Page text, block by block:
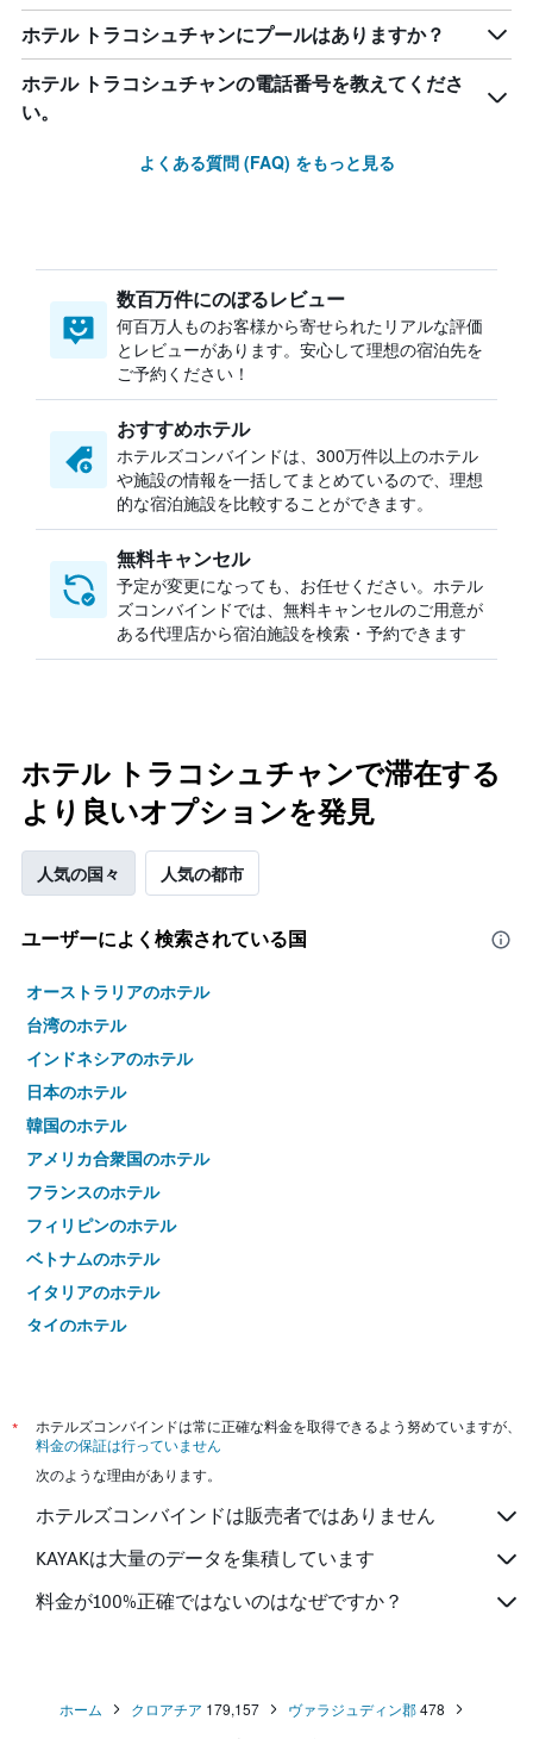
ホテル トラコシュチャンにプールはありますか？
ホテル トラコシュチャンの電話番号を教えてくださ
い。
よくある質問 (FAQ) をもっと見る
数百万件にのぼるレビュー
何百万人ものお客様から寄せられたリアルな評価
とレビューがあります。安心して理想の宿泊先を
ご予約ください！
おすすめホテル
ホテルズコンバインドは、300万件以上のホテル
や施設の情報を一括してまとめているので、理想
的な宿泊施設を比較することができます。
無料キャンセル
予定が変更になっても、お任せください。ホテル
ズコンバインドでは、無料キャンセルのご用意が
ある代理店から宿泊施設を検索・予約できます
ホテル トラコシュチャンで滞在する
より良いオプションを発見
人気の国々 人気の都市
ユーザーによく検索されている国
オーストラリアのホテル
台湾のホテル
インドネシアのホテル
日本のホテル
韓国のホテル
アメリカ合衆国のホテル
フランスのホテル
フィリピンのホテル
ベトナムのホテル
イタリアのホテル
タイのホテル
*
ホテルズコンバインドは常に正確な料金を取得できるよう努めていますが、
料金の保証は行っていません
次のような理由があります。
ホテルズコンバインドは販売者ではありません
KAYAKは大量のデータを集積しています
料金が100%正確ではないのはなぜですか？
ホーム クロアチア 179,157 ヴァラジュディン郡478